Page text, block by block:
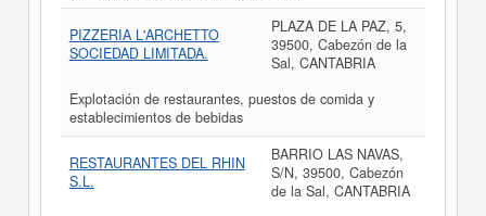
PIZZERIA L'ARCHETTO
SOCIEDAD LIMITADA.
PLAZA DE LA PAZ, 5,
39500, Cabezón de la
Sal, CANTABRIA
Explotación de restaurantes, puestos de comida y
establecimientos de bebidas
RESTAURANTES DEL RHIN
S.L.
BARRIO LAS NAVAS,
S/N, 39500, Cabezón
de la Sal, CANTABRIA